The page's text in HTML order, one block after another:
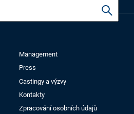
Management
Press
Castingy a výzvy
Kontakty
Zpracování osobních údajů